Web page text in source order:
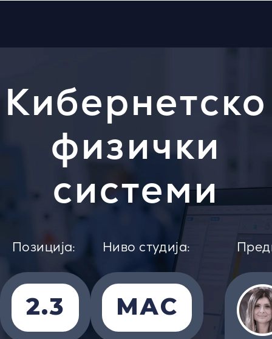
Кибернетско
физички
системи
Позиција:
2.3
Ниво студија:
МАС